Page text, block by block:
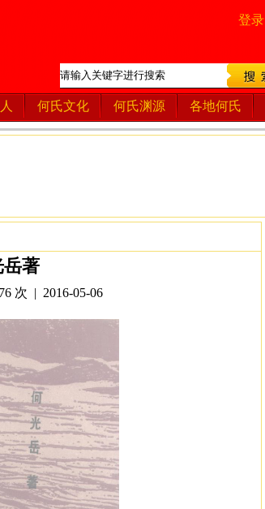
登录
何氏文化 何氏渊源 各地何氏
著
次 | 2016-05-06